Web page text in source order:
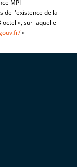
MPI
de l'existence de la
», sur laquelle
»